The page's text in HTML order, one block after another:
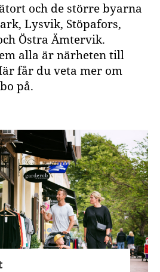
och de större byarna
Lysvik, Stöpafors,
Östra Ämtervik.
alla är närheten till
får du veta mer om
på.